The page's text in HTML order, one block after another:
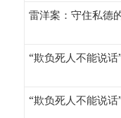
雷洋案：守住私德
“欺负死人不能说
“欺负死人不能说